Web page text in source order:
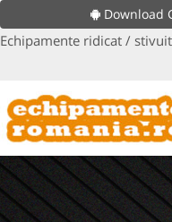
Download
Echipamente ridicat /